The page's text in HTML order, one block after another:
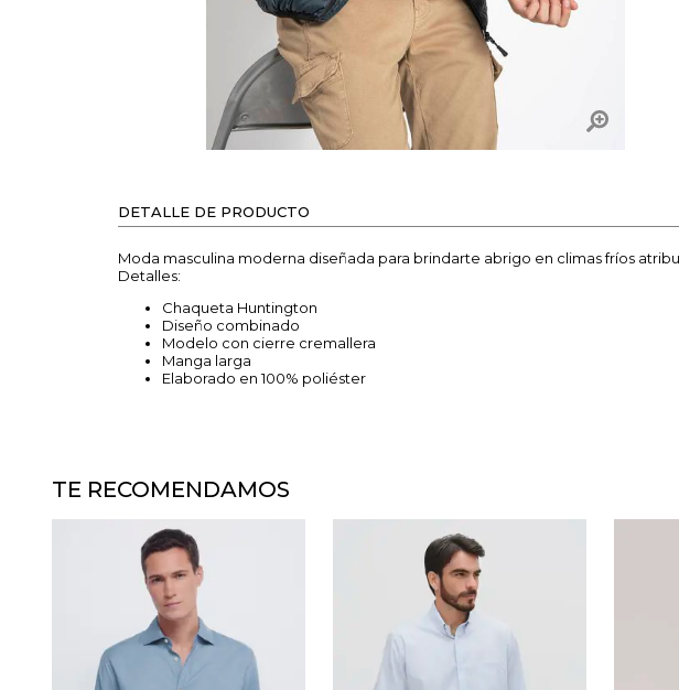
DETALLE DE PRODUCTO
Moda masculina moderna diseñada para brindarte abrigo en climas fríos
Detalles:
Chaqueta Huntington
Diseño combinado
Modelo con cierre cremallera
Manga larga
Elaborado en 100% poliéster
TE RECOMENDAMOS